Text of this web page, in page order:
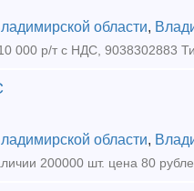
области,
000 р/т с НДС, 9038302883
области,